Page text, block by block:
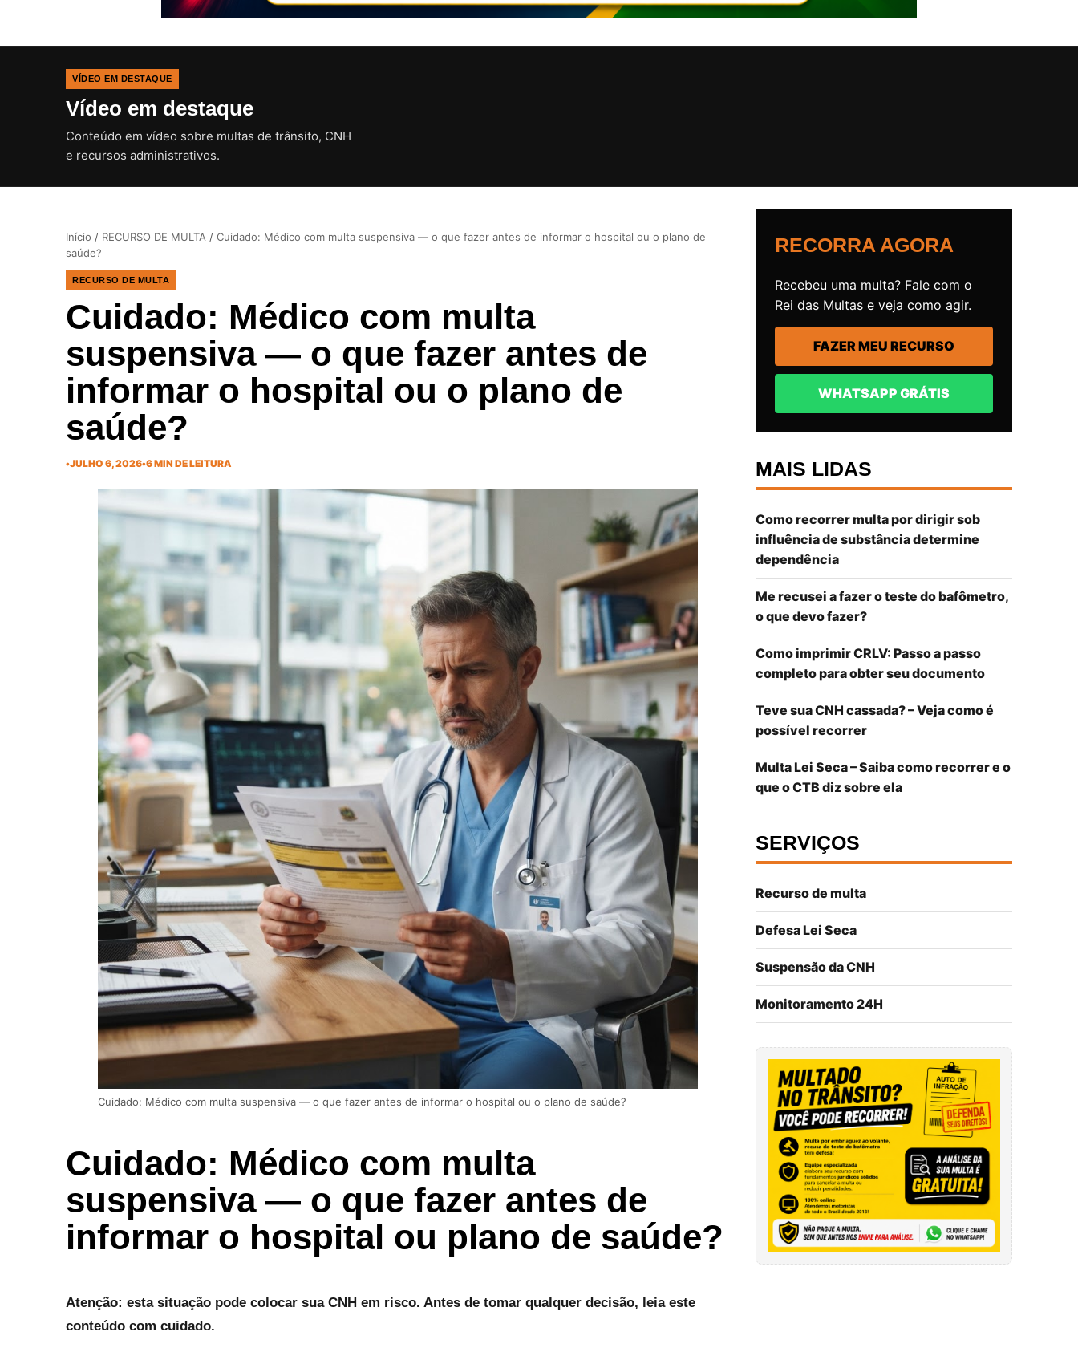
VÍDEO EM DESTAQUE
Vídeo em destaque
Conteúdo em vídeo sobre multas de trânsito, CNH
e recursos administrativos.
Início / RECURSO DE MULTA / Cuidado: Médico com multa suspensiva — o que fazer antes de informar o hospital ou o plano de
saúde?
RECURSO DE MULTA
Cuidado: Médico com multa
suspensiva — o que fazer antes de
informar o hospital ou o plano de
saúde?
•JULHO 6, 2026•6 MIN DE LEITURA
Cuidado: Médico com multa suspensiva — o que fazer antes de informar o hospital ou o plano de saúde?
Cuidado: Médico com multa
suspensiva — o que fazer antes de
informar o hospital ou plano de saúde?
Atenção: esta situação pode colocar sua CNH em risco. Antes de tomar qualquer decisão, leia este
conteúdo com cuidado.
RECORRA AGORA
Recebeu uma multa? Fale com o
Rei das Multas e veja como agir.
FAZER MEU RECURSO
WHATSAPP GRÁTIS
MAIS LIDAS
Como recorrer multa por dirigir sob
influência de substância determine
dependência
Me recusei a fazer o teste do bafômetro,
o que devo fazer?
Como imprimir CRLV: Passo a passo
completo para obter seu documento
Teve sua CNH cassada? – Veja como é
possível recorrer
Multa Lei Seca – Saiba como recorrer e o
que o CTB diz sobre ela
SERVIÇOS
Recurso de multa
Defesa Lei Seca
Suspensão da CNH
Monitoramento 24H